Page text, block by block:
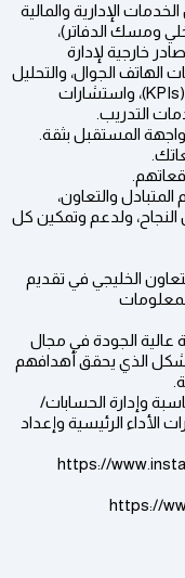
الإدارية والمالية
ومسك الدفاتر)،
خارجية لإدارة
الهاتف الجوال، والتحليل
الذكي للأعمال (BI) ومؤشرات الأداء الرئيسية (KPIs)، واستشارات
التدريب.
المستقبل بثقة.
والتعاون،
ولدعم وتمكين كل
الخليجي في تقديم
عالية الجودة في مجال
الذي يحقق أهدافهم
وإدارة الحسابات/
الأداء الرئيسية وإعداد
https://
https://